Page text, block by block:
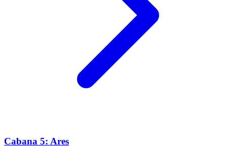
Cabana 5: Ares